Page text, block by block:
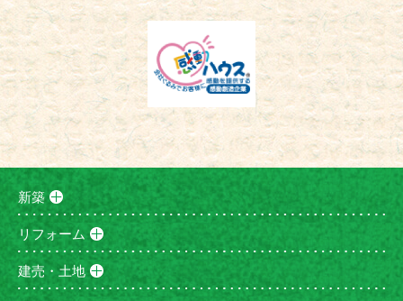
新築
リフォーム
建売・土地